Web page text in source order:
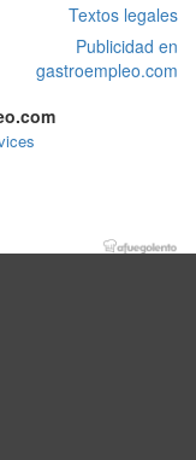
Textos legales
Publicidad en
gastroempleo.com